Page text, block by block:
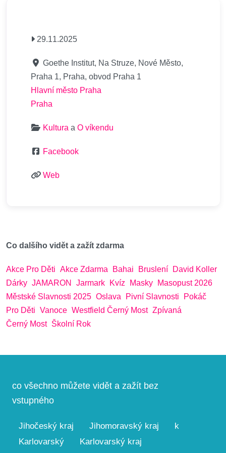
29.11.2025
Goethe Institut, Na Struze, Nové Město,
Praha 1, Praha, obvod Praha 1
Hlavní město Praha
Praha
Kultura a O víkendu
Facebook
Web
Co dalšího vidět a zažít zdarma
Akce Pro Děti Akce Zdarma Bahai Bruslení
David Koller
Dárky JAMARON Jarmark Kvíz Masky
Masopust 2026
Městské Slavnosti 2025 Oslava Pivní Slavnosti
Pokáč
Pro Děti Vanoce Westfield Černý Most Zpívaná
Černý Most Školní Rok
co všechno můžete vidět a zažít bez
vstupného
Jihočeský kraj Jihomoravský kraj
k
Karlovarský
Karlovarský kraj